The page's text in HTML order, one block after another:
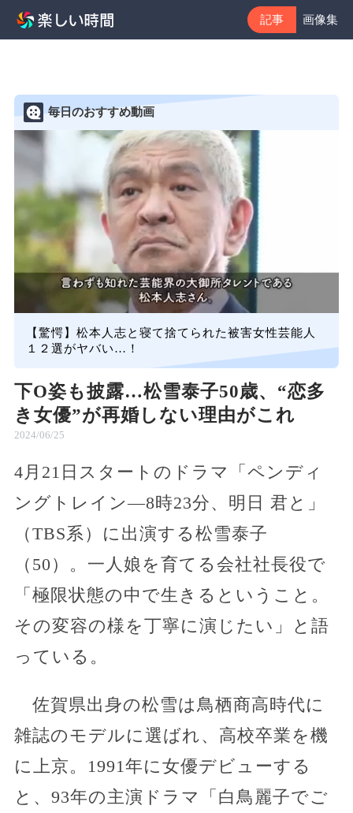
記事 画像集
毎日のおすすめ動画
【驚愕】松本人志と寝て捨てられた被害女性芸能人
１２選がヤバい…！
下O姿も披露…松雪泰子50歳、“恋多
き女優”が再婚しない理由がこれ
2024/06/25
4月21日スタートのドラマ「ペンディ
ングトレイン―8時23分、明日 君と」
（TBS系）に出演する松雪泰子
（50）。一人娘を育てる会社社長役で
「極限状態の中で生きるということ。
その変容の様を丁寧に演じたい」と語
っている。
佐賀県出身の松雪は鳥栖商高時代に
雑誌のモデルに選ばれ、高校卒業を機
に上京。1991年に女優デビューする
と、93年の主演ドラマ「白鳥麗子でご